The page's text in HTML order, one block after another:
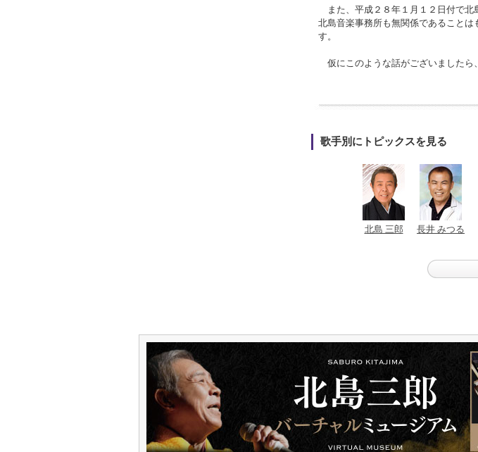
また、平成２８年１月１２日付で北
北島音楽事務所も無関係であること
す。
仮にこのような話がございましたら
歌手別にトピックスを見る
北島 三郎 長井 みつる